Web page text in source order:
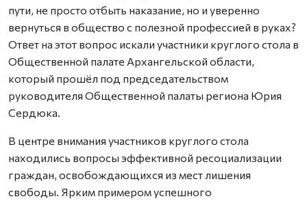
пути, не просто отбыть наказание, но и уверенно
вернуться в общество с полезной профессией в руках?
Ответ на этот вопрос искали участники круглого стола в
Общественной палате Архангельской области,
который прошёл под председательством
руководителя Общественной палаты региона Юрия
Сердюка.
В центре внимания участников круглого стола
находились вопросы эффективной ресоциализации
граждан, освобождающихся из мест лишения
свободы. Ярким примером успешного